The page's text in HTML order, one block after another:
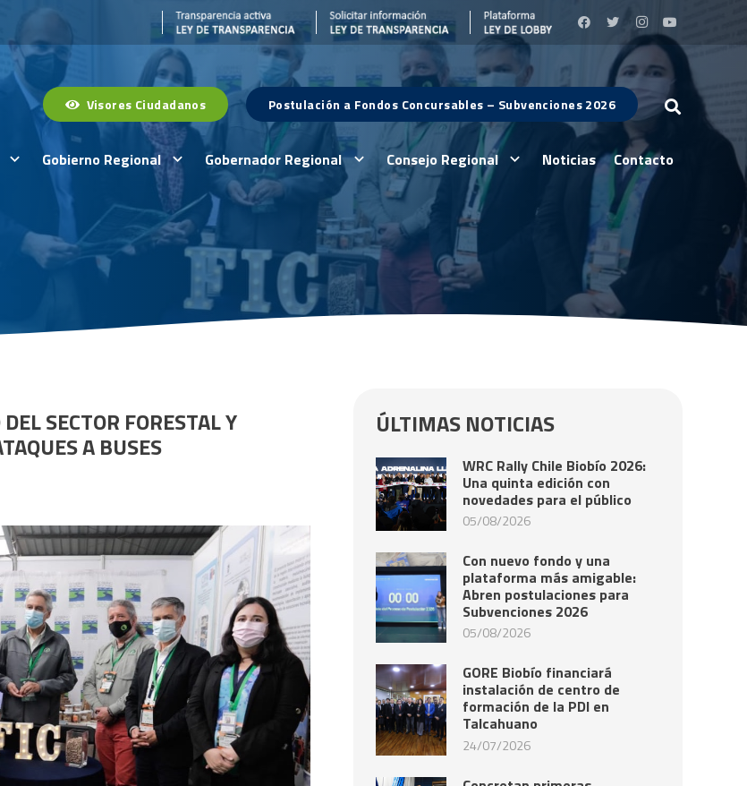
Visores Ciudadanos Postulación a Fondos Concursables – Subvenciones 2026
Gobierno Regional Gobernador Regional Consejo Regional Noticias Contacto
SECTOR FORESTAL Y
A BUSES
ÚLTIMAS NOTICIAS
WRC Rally Chile Biobío 2026:
Una quinta edición con
novedades para el público
05/08/2026
Con nuevo fondo y una
plataforma más amigable:
Abren postulaciones para
Subvenciones 2026
05/08/2026
GORE Biobío financiará
instalación de centro de
formación de la PDI en
Talcahuano
24/07/2026